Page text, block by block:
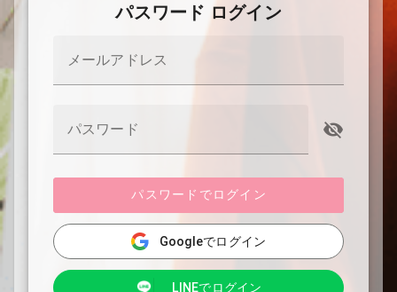
パスワード ログイン
メールアドレス
パスワード
パスワードでログイン
Googleでログイン
LINEでログイン